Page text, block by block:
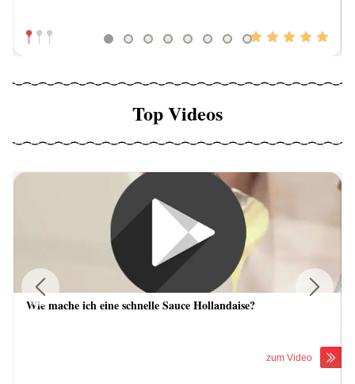
Top Videos
Wie mache ich eine schnelle Sauce Hollandaise?
zum Video
Previous